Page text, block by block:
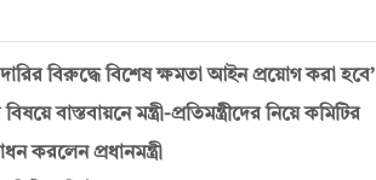
বিরুদ্ধে বিশেষ ক্ষমতা আইন প্রয়োগ করা হবে’
বাস্তবায়নে মন্ত্রী-প্রতিমন্ত্রীদের নিয়ে কমিটির
করলেন প্রধানমন্ত্রী